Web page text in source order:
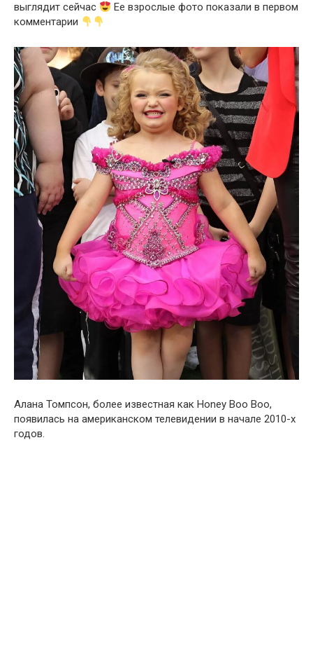
выглядит сейчас
Ее взрослые фото показали в первом
комментарии
Алана Томпсон, более известная как Honey Boo Boo,
появилась на американском телевидении в начале 2010-х
годов.